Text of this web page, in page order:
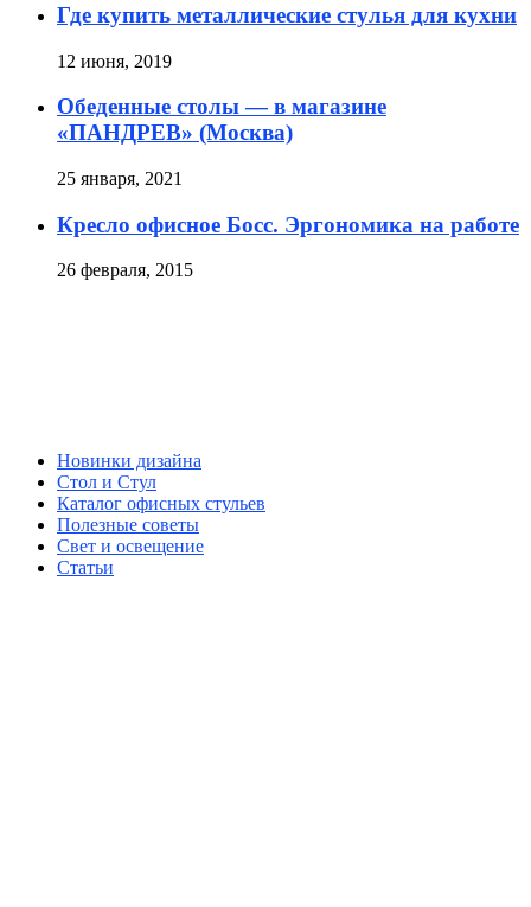
Где купить металлические стулья для кухни
12 июня, 2019
Обеденные столы — в магазине
«ПАНДРЕВ» (Москва)
25 января, 2021
Кресло офисное Босс. Эргономика на работе
26 февраля, 2015
Новинки дизайна
Стол и Стул
Каталог офисных стульев
Полезные советы
Свет и освещение
Статьи